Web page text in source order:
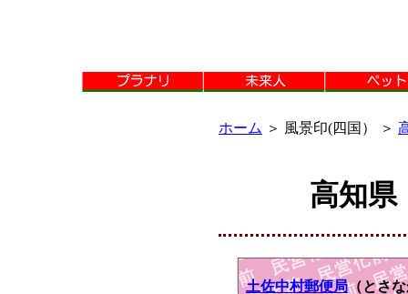
ホーム ＞ 風景印(四国） ＞
高知
土佐中村郵便局（とさ